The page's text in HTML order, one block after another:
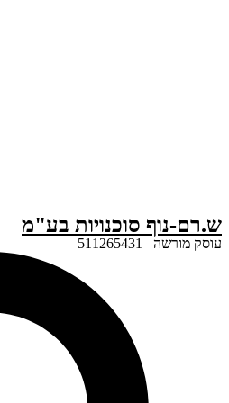
סוכנויות בע"מ